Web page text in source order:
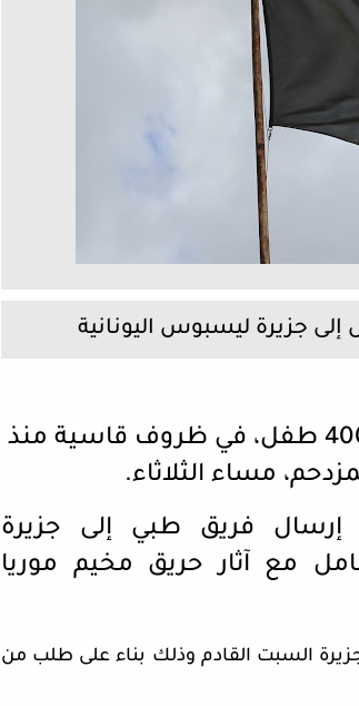
جزيرة ليسبوس اليونانية
ينام أكثر من 11000 شخص، من بينهم 4000 طفل، في ظروف قاسية منذ
مساء الثلاثاء.
إرسال فريق طبي إلى جزيرة
مع آثار حريق مخيم موريا
إلى الجزيرة السبت القادم وذلك بناء على طلب من